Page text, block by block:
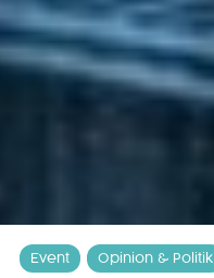
Event Opinion & Politik